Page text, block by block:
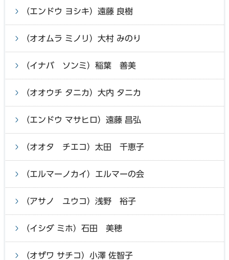
（エンドウ ヨシキ）遠藤 良樹
（オオムラ ミノリ）大村 みのり
（イナバ ソンミ）稲葉 善美
（オオウチ タニカ）大内 タニカ
（エンドウ マサヒロ）遠藤 昌弘
（オオタ チエコ）太田 千恵子
（エルマーノカイ）エルマーの会
（アサノ ユウコ）浅野 裕子
（イシダ ミホ）石田 美穂
（オザワ サチコ）小澤 佐智子